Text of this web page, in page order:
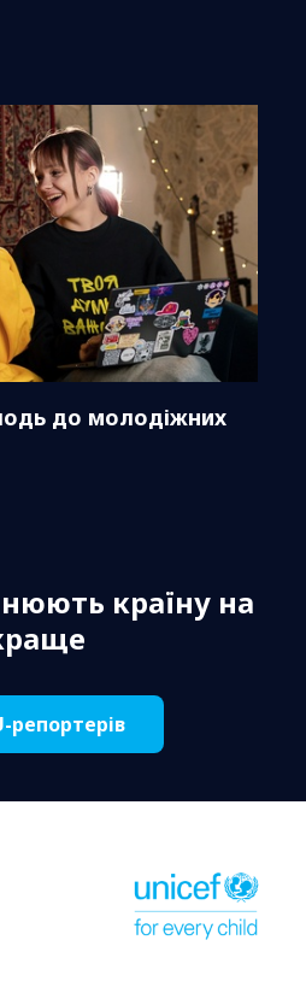
до молодіжних
країну на
репортерів